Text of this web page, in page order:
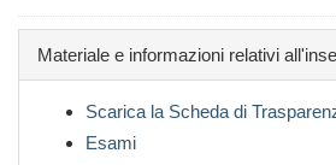
Materiale e informazioni relativi
Scarica la Scheda di
Esami